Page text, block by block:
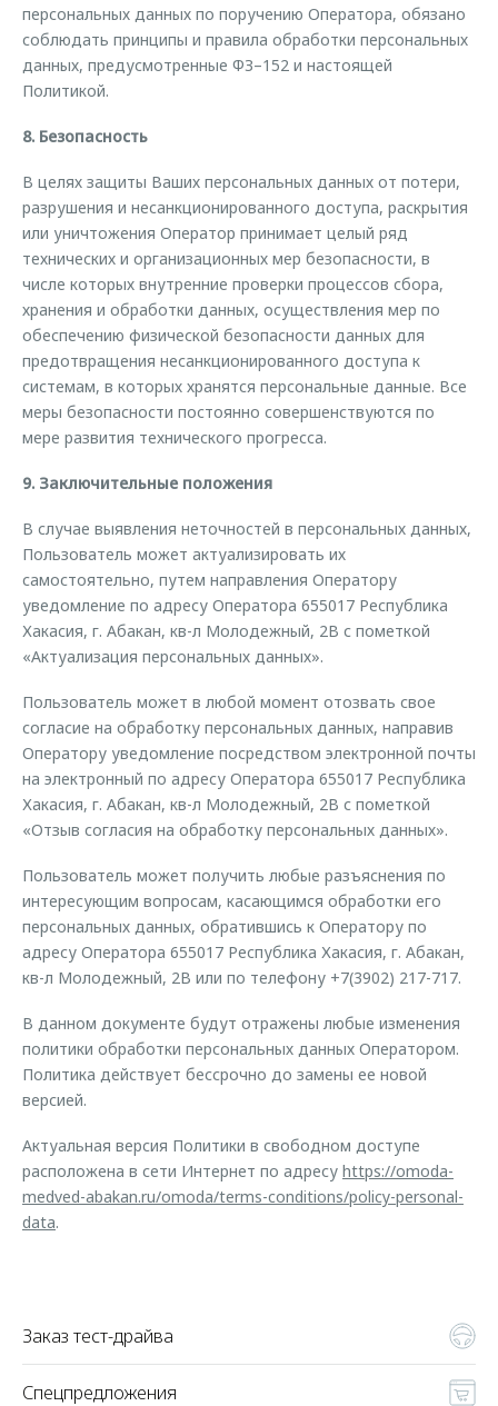
персональных данных по поручению Оператора, обязано
соблюдать принципы и правила обработки персональных
данных, предусмотренные ФЗ–152 и настоящей
Политикой.
8. Безопасность
В целях защиты Ваших персональных данных от потери,
разрушения и несанкционированного доступа, раскрытия
или уничтожения Оператор принимает целый ряд
технических и организационных мер безопасности, в
числе которых внутренние проверки процессов сбора,
хранения и обработки данных, осуществления мер по
обеспечению физической безопасности данных для
предотвращения несанкционированного доступа к
системам, в которых хранятся персональные данные. Все
меры безопасности постоянно совершенствуются по
мере развития технического прогресса.
9. Заключительные положения
В случае выявления неточностей в персональных данных,
Пользователь может актуализировать их
самостоятельно, путем направления Оператору
уведомление по адресу Оператора 655017 Республика
Хакасия, г. Абакан, кв-л Молодежный, 2В с пометкой
«Актуализация персональных данных».
Пользователь может в любой момент отозвать свое
согласие на обработку персональных данных, направив
Оператору уведомление посредством электронной почты
на электронный по адресу Оператора 655017 Республика
Хакасия, г. Абакан, кв-л Молодежный, 2В с пометкой
«Отзыв согласия на обработку персональных данных».
Пользователь может получить любые разъяснения по
интересующим вопросам, касающимся обработки его
персональных данных, обратившись к Оператору по
адресу Оператора 655017 Республика Хакасия, г. Абакан,
кв-л Молодежный, 2В или по телефону +7(3902) 217-717.
В данном документе будут отражены любые изменения
политики обработки персональных данных Оператором.
Политика действует бессрочно до замены ее новой
версией.
Актуальная версия Политики в свободном доступе
расположена в сети Интернет по адресу https://omoda-
medved-abakan.ru/omoda/terms-conditions/policy-personal-
data.
Заказ тест-драйва
Спецпредложения